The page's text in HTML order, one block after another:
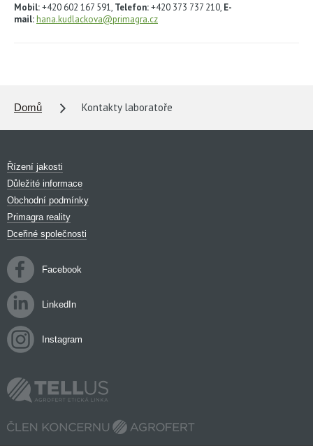
Mobil:+420 602 167 591, Telefon:+420 373 737 210, E-
mail:hana.kudlackova@primagra.cz
Domů Kontakty laboratoře
Řízení jakosti
Důležité informace
Obchodní podmínky
Primagra reality
Dceřiné společnosti
Facebook
LinkedIn
Instagram